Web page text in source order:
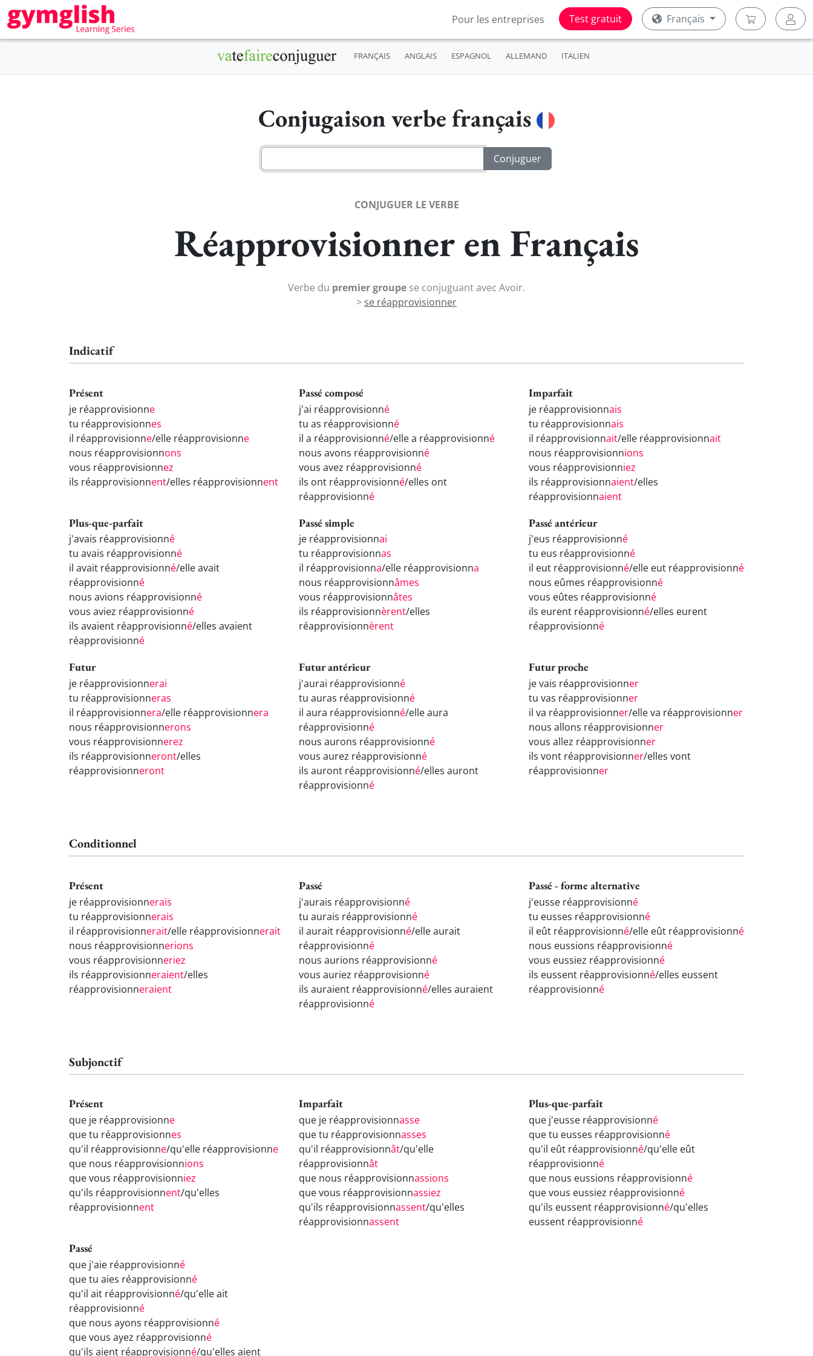
Pour les entreprises Test gratuit Français
FRANÇAIS ANGLAIS ESPAGNOL ALLEMAND ITALIEN
Conjugaison verbe français
CONJUGUER LE VERBE
Réapprovisionner en Français
Verbe du premier groupe se conjuguant avec Avoir.
> se réapprovisionner
Indicatif
Présent
je réapprovisionne
tu réapprovisionnes
il réapprovisionne/elle réapprovisionne
nous réapprovisionnons
vous réapprovisionnez
ils réapprovisionnent/elles réapprovisionnent
Passé composé
j'ai réapprovisionné
tu as réapprovisionné
il a réapprovisionné/elle a réapprovisionné
nous avons réapprovisionné
vous avez réapprovisionné
ils ont réapprovisionné/elles ont
réapprovisionné
Imparfait
je réapprovisionnais
tu réapprovisionnais
il réapprovisionnait/elle réapprovisionnait
nous réapprovisionnions
vous réapprovisionniez
ils réapprovisionnaient/elles
réapprovisionnaient
Plus-que-parfait
j'avais réapprovisionné
tu avais réapprovisionné
il avait réapprovisionné/elle avait
réapprovisionné
nous avions réapprovisionné
vous aviez réapprovisionné
ils avaient réapprovisionné/elles avaient
réapprovisionné
Passé simple
je réapprovisionnai
tu réapprovisionnas
il réapprovisionna/elle réapprovisionna
nous réapprovisionnâmes
vous réapprovisionnâtes
ils réapprovisionnèrent/elles
réapprovisionnèrent
Passé antérieur
j'eus réapprovisionné
tu eus réapprovisionné
il eut réapprovisionné/elle eut réapprovisionné
nous eûmes réapprovisionné
vous eûtes réapprovisionné
ils eurent réapprovisionné/elles eurent
réapprovisionné
Futur
je réapprovisionnerai
tu réapprovisionneras
il réapprovisionnera/elle réapprovisionnera
nous réapprovisionnerons
vous réapprovisionnerez
ils réapprovisionneront/elles
réapprovisionneront
Futur antérieur
j'aurai réapprovisionné
tu auras réapprovisionné
il aura réapprovisionné/elle aura
réapprovisionné
nous aurons réapprovisionné
vous aurez réapprovisionné
ils auront réapprovisionné/elles auront
réapprovisionné
Futur proche
je vais réapprovisionner
tu vas réapprovisionner
il va réapprovisionner/elle va réapprovisionner
nous allons réapprovisionner
vous allez réapprovisionner
ils vont réapprovisionner/elles vont
réapprovisionner
Conditionnel
Présent
je réapprovisionnerais
tu réapprovisionnerais
il réapprovisionnerait/elle réapprovisionnerait
nous réapprovisionnerions
vous réapprovisionneriez
ils réapprovisionneraient/elles
réapprovisionneraient
Passé
j'aurais réapprovisionné
tu aurais réapprovisionné
il aurait réapprovisionné/elle aurait
réapprovisionné
nous aurions réapprovisionné
vous auriez réapprovisionné
ils auraient réapprovisionné/elles auraient
réapprovisionné
Passé - forme alternative
j'eusse réapprovisionné
tu eusses réapprovisionné
il eût réapprovisionné/elle eût réapprovisionné
nous eussions réapprovisionné
vous eussiez réapprovisionné
ils eussent réapprovisionné/elles eussent
réapprovisionné
Subjonctif
Présent
que je réapprovisionne
que tu réapprovisionnes
qu'il réapprovisionne/qu'elle réapprovisionne
que nous réapprovisionnions
que vous réapprovisionniez
qu'ils réapprovisionnent/qu'elles
réapprovisionnent
Imparfait
que je réapprovisionnasse
que tu réapprovisionnasses
qu'il réapprovisionnât/qu'elle
réapprovisionnât
que nous réapprovisionnassions
que vous réapprovisionnassiez
qu'ils réapprovisionnassent/qu'elles
réapprovisionnassent
Plus-que-parfait
que j'eusse réapprovisionné
que tu eusses réapprovisionné
qu'il eût réapprovisionné/qu'elle eût
réapprovisionné
que nous eussions réapprovisionné
que vous eussiez réapprovisionné
qu'ils eussent réapprovisionné/qu'elles
eussent réapprovisionné
Passé
que j'aie réapprovisionné
que tu aies réapprovisionné
qu'il ait réapprovisionné/qu'elle ait
réapprovisionné
que nous ayons réapprovisionné
que vous ayez réapprovisionné
qu'ils aient réapprovisionné/qu'elles aient